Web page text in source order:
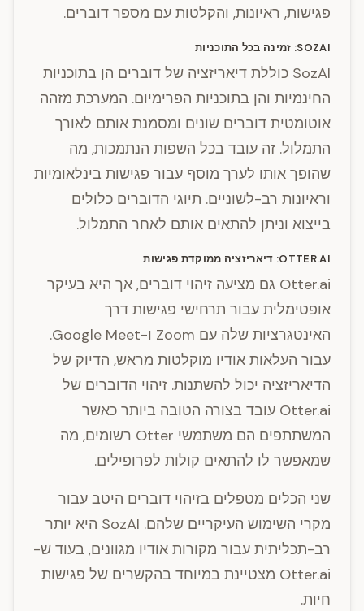
פגישות, ראיונות, והקלטות עם מספר דוברים.
SOZAI: זמינה בכל התוכניות
SozAI כוללת דיאריזציה של דוברים הן בתוכניות
החינמיות והן בתוכניות הפרימיום. המערכת מזהה
אוטומטית דוברים שונים ומסמנת אותם לאורך
התמלול. זה עובד בכל השפות הנתמכות, מה
שהופך אותו לערך מוסף עבור פגישות בינלאומיות
וראיונות רב-לשוניים. תיוגי הדוברים כלולים
בייצוא וניתן להתאים אותם לאחר התמלול.
OTTER.AI: דיאריזציה ממוקדת פגישות
Otter.ai גם מציעה זיהוי דוברים, אך היא בעיקר
אופטימלית עבור תרחישי פגישות דרך
האינטגרציות שלה עם Zoom ו-Google Meet.
עבור העלאות אודיו מוקלטות מראש, הדיוק של
הדיאריזציה יכול להשתנות. זיהוי הדוברים של
Otter.ai עובד בצורה הטובה ביותר כאשר
המשתתפים הם משתמשי Otter רשומים, מה
שמאפשר לו להתאים קולות לפרופילים.
שני הכלים מטפלים בזיהוי דוברים היטב עבור
מקרי השימוש העיקריים שלהם. SozAI היא יותר
רב-תכליתית עבור מקורות אודיו מגוונים, בעוד ש-
Otter.ai מצטיינת במיוחד בהקשרים של פגישות
חיות.